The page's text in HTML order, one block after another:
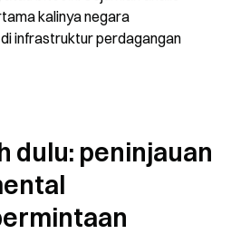
kalinya negara
infrastruktur perdagangan
dulu: peninjauan